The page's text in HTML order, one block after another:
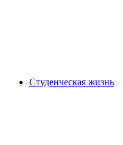
Студенческая жизнь